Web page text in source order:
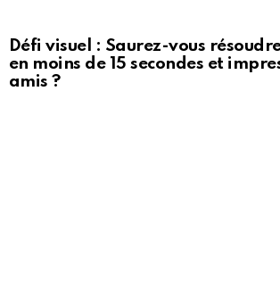
Défi visuel : Saurez-vous
en moins de 15 secondes et
amis ?